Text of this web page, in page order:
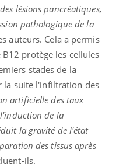
lésions pancréatiques,
pathologique de la
auteurs. Cela a permis
protège les cellules
stades de la
la suite l'infiltration des
artificielle des taux
de la
la gravité de l'état
des tissus après
ils.